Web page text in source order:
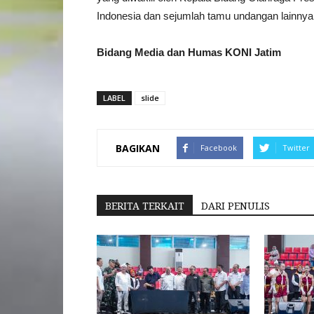
Indonesia dan sejumlah tamu undangan
Bidang Media dan Humas KONI Jatim
LABEL slide
BAGIKAN Facebook Twitter
BERITA TERKAIT DARI PENULIS